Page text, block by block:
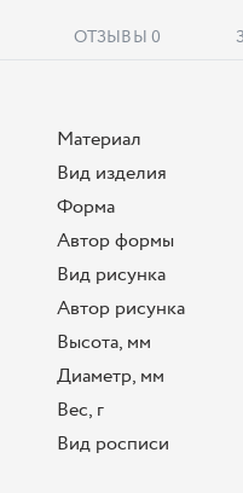
ОТЗЫВЫ 0
Материал
Вид изделия
Форма
Автор формы
Вид рисунка
Автор рисунка
Высота, мм
Диаметр, мм
Вес, г
Вид росписи